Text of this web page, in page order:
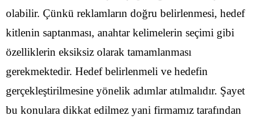
olabilir. Çünkü reklamların doğru belirlenmesi, hedef
kitlenin saptanması, anahtar kelimelerin seçimi gibi
özelliklerin eksiksiz olarak tamamlanması
gerekmektedir. Hedef belirlenmeli ve hedefin
gerçekleştirilmesine yönelik adımlar atılmalıdır. Şayet
bu konulara dikkat edilmez yani firmamız tarafından